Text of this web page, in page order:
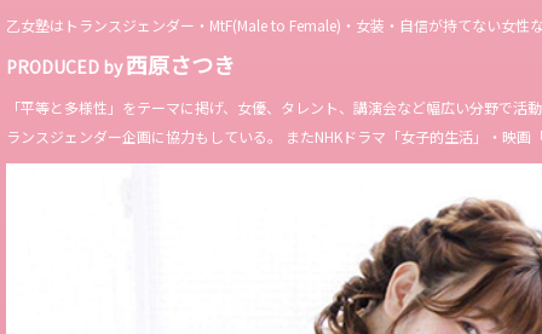
乙女塾はトランスジェンダー・MtF(Male to Female)・女装・自信が持てない女
PRODUCED by西原さつき
「平等と多様性」をテーマに掲げ、女優、タレント、講演会など幅広い分野で
ランスジェンダー企画に協力もしている。 またNHKドラマ「女子的生活」・映